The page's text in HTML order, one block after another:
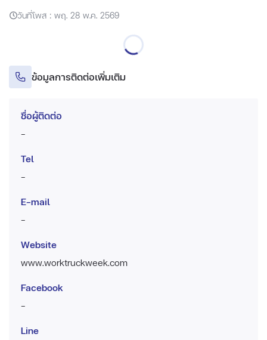
วันที่โพส : พฤ. 28 พ.ค. 2569
ข้อมูลการติดต่อเพิ่มเติม
ชื่อผู้ติดต่อ
-
Tel
-
E-mail
-
Website
www.worktruckweek.com
Facebook
-
Line